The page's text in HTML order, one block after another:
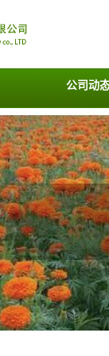
公司动